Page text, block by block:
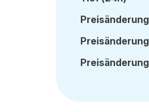
Preisänderung
Preisänderung
Preisänderung